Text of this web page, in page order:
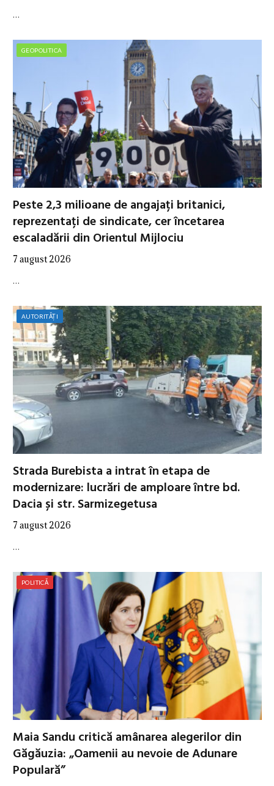
…
GEOPOLITICA
Peste 2,3 milioane de angajați britanici,
reprezentați de sindicate, cer încetarea
escaladării din Orientul Mijlociu
7 august 2026
…
AUTORITĂȚI
Strada Burebista a intrat în etapa de
modernizare: lucrări de amploare între bd.
Dacia și str. Sarmizegetusa
7 august 2026
…
POLITICĂ
Maia Sandu critică amânarea alegerilor din
Găgăuzia: „Oamenii au nevoie de Adunare
Populară”